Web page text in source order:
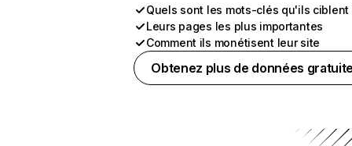
Quels sont les mots-clés qu'ils ciblent
Leurs pages les plus importantes
Comment ils monétisent leur site
Obtenez plus de données